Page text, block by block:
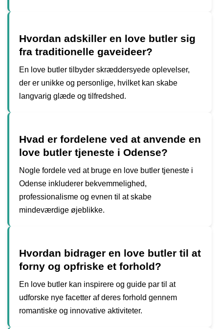
Hvordan adskiller en love butler sig
fra traditionelle gaveideer?
En love butler tilbyder skræddersyede oplevelser,
der er unikke og personlige, hvilket kan skabe
langvarig glæde og tilfredshed.
Hvad er fordelene ved at anvende en
love butler tjeneste i Odense?
Nogle fordele ved at bruge en love butler tjeneste i
Odense inkluderer bekvemmelighed,
professionalisme og evnen til at skabe
mindeværdige øjeblikke.
Hvordan bidrager en love butler til at
forny og opfriske et forhold?
En love butler kan inspirere og guide par til at
udforske nye facetter af deres forhold gennem
romantiske og innovative aktiviteter.